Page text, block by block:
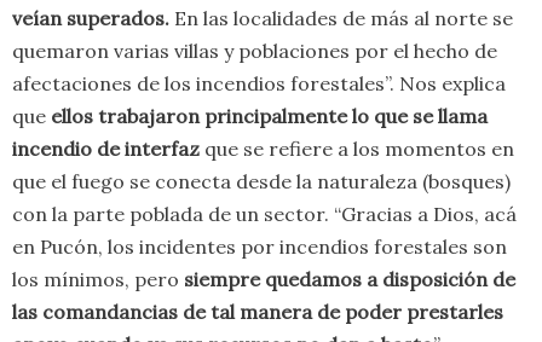
veían superados. En las localidades de más al norte se
quemaron varias villas y poblaciones por el hecho de
afectaciones de los incendios forestales”. Nos explica
que ellos trabajaron principalmente lo que se llama
incendio de interfaz que se refiere a los momentos en
que el fuego se conecta desde la naturaleza (bosques)
con la parte poblada de un sector. “Gracias a Dios, acá
en Pucón, los incidentes por incendios forestales son
los mínimos, pero siempre quedamos a disposición de
las comandancias de tal manera de poder prestarles